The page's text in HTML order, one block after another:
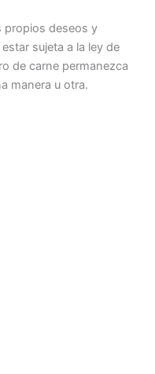
propios deseos y
sujeta a la ley de
de carne permanezca
manera u otra.